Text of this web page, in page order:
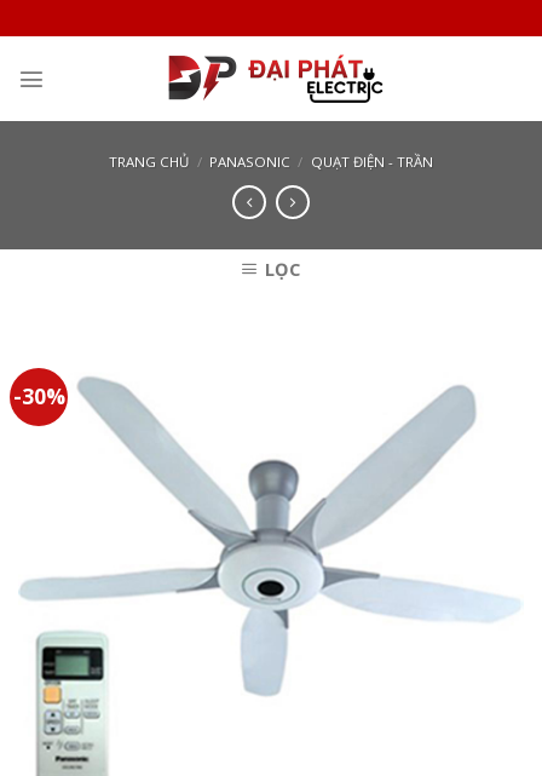
to
content
TRANG CHỦ / PANASONIC / QUẠT ĐIỆN - TRẦN
LỌC
-30%